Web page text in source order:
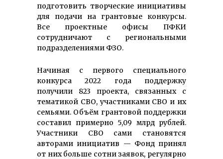
подготовить творческие инициативы
для подачи на грантовые конкурсы.
Все проектные офисы ПФКИ
сотрудничают с региональными
подразделениями ФЗО.
Начиная с первого специального
конкурса 2022 года поддержку
получили 823 проекта, связанных с
тематикой СВО, участниками СВО и их
семьями. Объём грантовой поддержки
составил примерно 5,09 млрд рублей.
Участники СВО сами становятся
авторами инициатив — Фонд принял
от них больше сотни заявок, регулярно